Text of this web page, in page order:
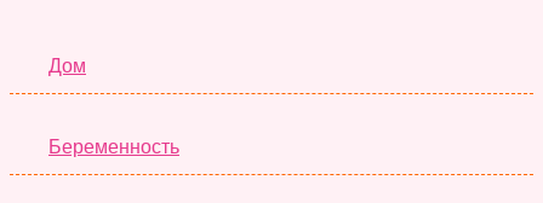
Дом
Беременность